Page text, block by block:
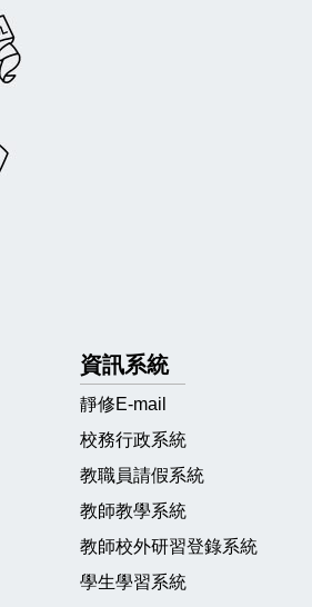
資訊系統
靜修E-mail
校務行政系統
教職員請假系統
教師教學系統
教師校外研習登錄系統
學生學習系統